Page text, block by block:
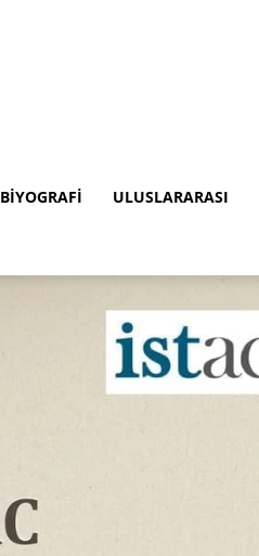
BIYOGRAFI ULUSLARARASI